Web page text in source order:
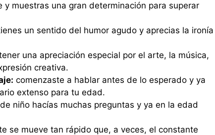
y muestras una gran determinación para superar
un sentido del humor agudo y aprecias la ironía
una apreciación especial por el arte, la música,
creativa.
comenzaste a hablar antes de lo esperado y ya
extenso para tu edad.
niño hacías muchas preguntas y ya en la edad
se mueve tan rápido que, a veces, el constante